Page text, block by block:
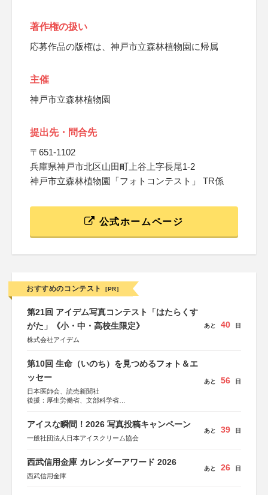
著作権の扱い
応募作品の版権は、神戸市立森林植物園に帰属
主催
神戸市立森林植物園
提出先・問合先
〒651-1102
兵庫県神戸市北区山田町上谷上字長尾1-2
神戸市立森林植物園「フォトコンテスト」 TR係
公式ホームページ
おすすめのコンテスト [PR]
第21回 アイデム写真コンテスト「はたらくす
がた」《小・中・高校生限定》
株式会社アイデム
あと 40 日
第10回 生命（いのち）を見つめるフォト＆エ
ッセー
日本医師会、読売新聞社
後援：厚生労働省、文部科学省
あと 56 日
アイスな瞬間！2026 写真投稿キャンペーン
一般社団法人日本アイスクリーム協会
あと 39 日
西武信用金庫 カレンダーアワード 2026
西武信用金庫
あと 26 日